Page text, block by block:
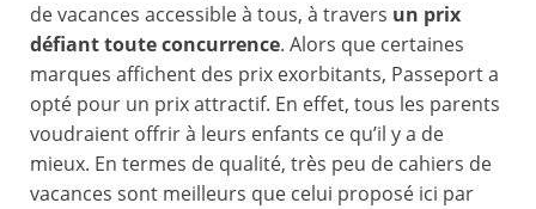
de vacances accessible à tous, à travers un prix
défiant toute concurrence. Alors que certaines
marques affichent des prix exorbitants, Passeport a
opté pour un prix attractif. En effet, tous les parents
voudraient offrir à leurs enfants ce qu’il y a de
mieux. En termes de qualité, très peu de cahiers de
vacances sont meilleurs que celui proposé ici par